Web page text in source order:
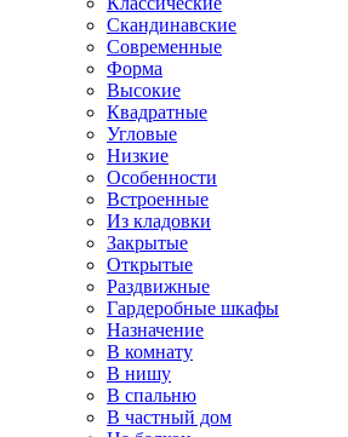
Скандинавские
Современные
Форма
Высокие
Квадратные
Угловые
Низкие
Особенности
Встроенные
Из кладовки
Закрытые
Открытые
Раздвижные
Гардеробные шкафы
Назначение
В комнату
В нишу
В спальню
В частный дом